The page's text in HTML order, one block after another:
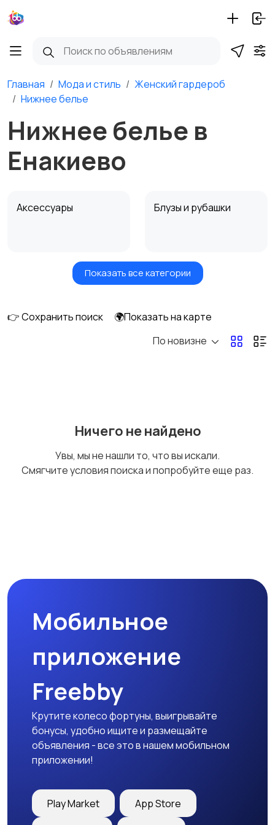
Главная Мода и стиль
Женский гардероб
Нижнее белье
Нижнее белье в
Енакиево
Аксессуары Блузы и рубашки
Будущим мамам Верхняя одежда
Домашняя одежда
Трикотаж Спортивная одежда
Футболки и топы
одежда
Показать все категории
👉 Сохранить поиск
🌍Показать на карте
По новизне
Ничего не найдено
Увы, мы не нашли то, что вы искали.
Смягчите условия поиска и попробуйте еще раз.
Мобильное
приложение
Freebby
Крутите колесо фортуны, выигрывайте
бонусы, удобно ищите и размещайте
объявления - все это в нашем мобильном
приложении!
Play Market App Store